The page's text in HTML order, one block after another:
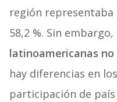
región representaba
58,2 %. Sin embargo,
latinoamericanas no
hay diferencias en
participación de